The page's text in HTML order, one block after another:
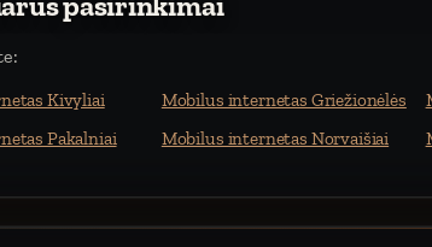
Kivyliai Mobilus internetas Griežionėlės
Pakalniai
Mobilus internetas Norvaišiai